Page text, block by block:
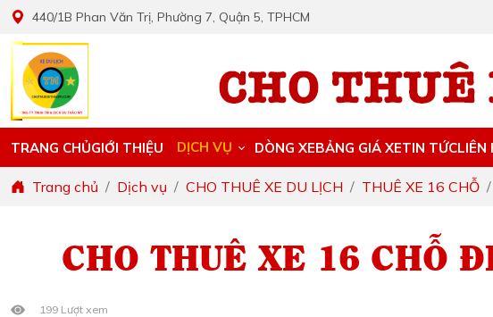
440/1B Phan Văn Trị, Phường 7, Quận 5, TPHCM
TRANG CHỦGIỚI THIỆU DỊCH VỤ DÒNG XEBẢNG GIÁ XETIN TỨCLIÊN
Trang chủ Dịch vụ CHO THUÊ XE DU LỊCH THUÊ XE 16 CHỖ
CHO THUÊ XE 16 CHỖ
199 Lượt xem